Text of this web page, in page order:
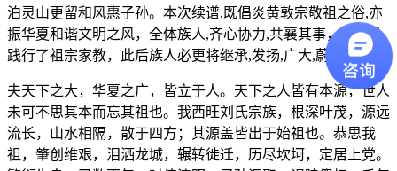
泊灵山更留和风惠子孙。本次续谱,既倡炎黄敦宗敬祖之俗,亦
振华夏和谐文明之风，全体族人,齐心协力,共襄其事，此举乃
践行了祖宗家教，此后族人必更将继承,发扬,广大,蔚然成风。
夫天下之大，华夏之广，皆立于人。天下之人皆有本源，世人
未可不思其本而忘其祖也。我西旺刘氏宗族，根深叶茂，源远
流长，山水相隔，散于四方；其源盖皆出于始祖也。恭思我
祖，肇创维艰，泪洒龙城，辗转徙迁，历尽坎坷，定居上党。